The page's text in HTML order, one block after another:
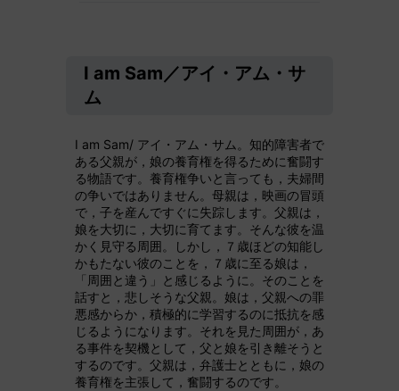
I am Sam／アイ・アム・サ
ム
I am Sam/ アイ・アム・サム。知的障害者で
ある父親が，娘の養育権を得るために奮闘す
る物語です。養育権争いと言っても，夫婦間
の争いではありません。母親は，映画の冒頭
で，子を産んですぐに失踪します。父親は，
娘を大切に，大切に育てます。そんな彼を温
かく見守る周囲。しかし，７歳ほどの知能し
かもたない彼のことを，７歳に至る娘は，
「周囲と違う」と感じるように。そのことを
話すと，悲しそうな父親。娘は，父親への罪
悪感からか，積極的に学習するのに抵抗を感
じるようになります。それを見た周囲が，あ
る事件を契機として，父と娘を引き離そうと
するのです。父親は，弁護士とともに，娘の
養育権を主張して，奮闘するのです。